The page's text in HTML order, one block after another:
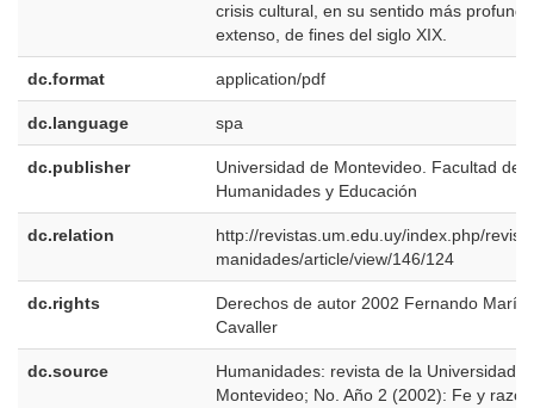
crisis cultural, en su sentido más
extenso, de fines del siglo XIX.
dc.format application/pdf
dc.language spa
dc.publisher
Universidad de Montevideo. Facultad de
Humanidades y Educación
dc.relation
http://revistas.um.edu.uy/index.php/
manidades/article/view/146/124
dc.rights
Derechos de autor 2002 Fernando María
Cavaller
dc.source
Humanidades: revista de la Universidad
Montevideo; No. Año 2 (2002): Fe y